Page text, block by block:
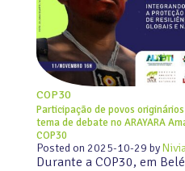
COP30
Participação de povos
tema de debate no ARAYARA
COP30
Posted on 2025-10-29 by
Durante a COP30, em